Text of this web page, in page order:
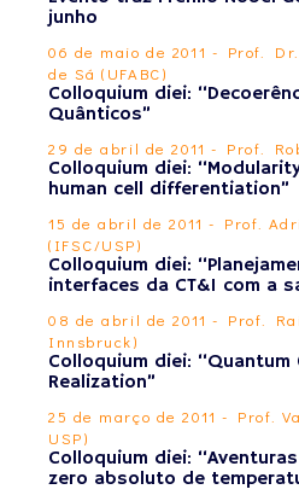
junho
06 de maio de 2011 - Prof.
de Sá (UFABC)
Colloquium diei:
Quânticos”
29 de abril de 2011 - Prof.
Colloquium diei:
human cell differentiation”
15 de abril de 2011 - Prof.
(IFSC/USP)
Colloquium diei:
interfaces da CT&I com a
08 de abril de 2011 - Prof.
Innsbruck)
Colloquium diei:
Realization”
25 de março de 2011 - Prof.
USP)
Colloquium diei:
zero absoluto de